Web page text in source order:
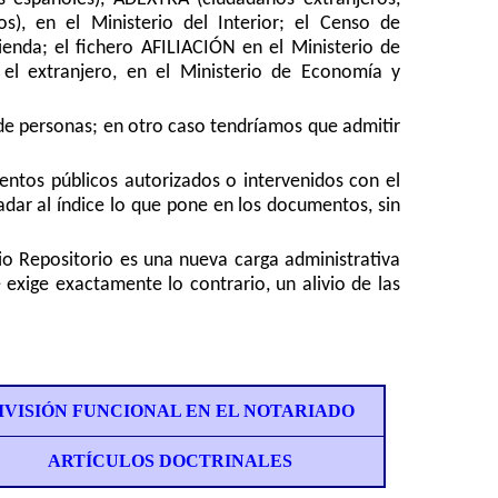
en el Ministerio del Interior; el Censo de
el fichero AFILIACIÓN en el Ministerio de
el extranjero, en el Ministerio de Economía y
personas; en otro caso tendríamos que admitir
públicos autorizados o intervenidos con el
al índice lo que pone en los documentos, sin
Repositorio es una nueva carga administrativa
exactamente lo contrario, un alivio de las
FUNCIONAL EN EL NOTARIADO
ARTÍCULOS DOCTRINALES